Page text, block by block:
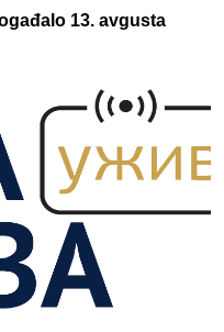
13. avgusta